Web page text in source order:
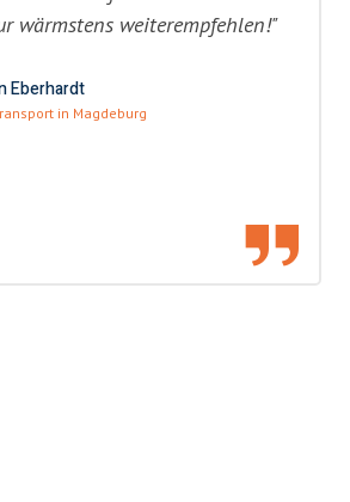
wärmstens weiterempfehlen!"
Eberhardt
in Magdeburg